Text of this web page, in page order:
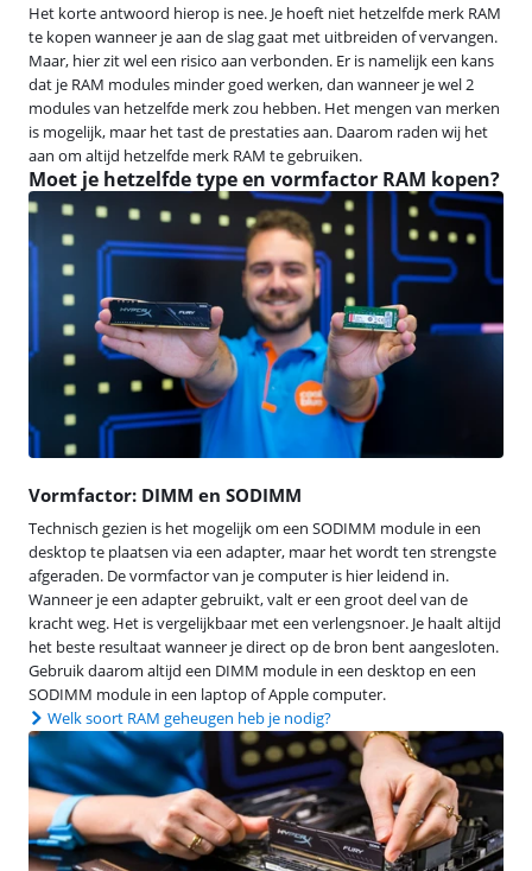
Het korte antwoord hierop is nee. Je hoeft niet hetzelfde merk RAM
te kopen wanneer je aan de slag gaat met uitbreiden of vervangen.
Maar, hier zit wel een risico aan verbonden. Er is namelijk een kans
dat je RAM modules minder goed werken, dan wanneer je wel 2
modules van hetzelfde merk zou hebben. Het mengen van merken
is mogelijk, maar het tast de prestaties aan. Daarom raden wij het
aan om altijd hetzelfde merk RAM te gebruiken.
Moet je hetzelfde type en vormfactor RAM kopen?
Vormfactor: DIMM en SODIMM
Technisch gezien is het mogelijk om een SODIMM module in een
desktop te plaatsen via een adapter, maar het wordt ten strengste
afgeraden. De vormfactor van je computer is hier leidend in.
Wanneer je een adapter gebruikt, valt er een groot deel van de
kracht weg. Het is vergelijkbaar met een verlengsnoer. Je haalt altijd
het beste resultaat wanneer je direct op de bron bent aangesloten.
Gebruik daarom altijd een DIMM module in een desktop en een
SODIMM module in een laptop of Apple computer.
Welk soort RAM geheugen heb je nodig?